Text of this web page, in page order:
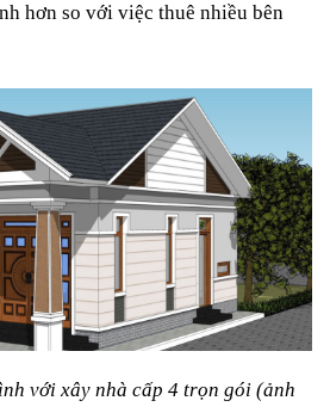
hơn so với việc thuê nhiều bên
với xây nhà cấp 4 trọn gói (ảnh